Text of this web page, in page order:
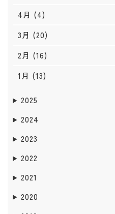
4月 (4)
3月 (20)
2月 (16)
1月 (13)
2025
2024
2023
2022
2021
2020